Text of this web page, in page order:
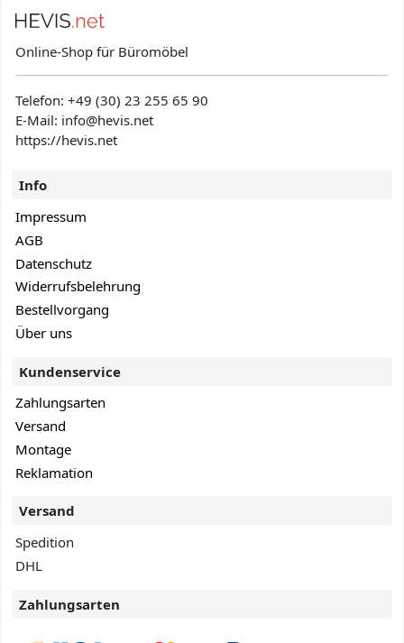
Online-Shop für Büromöbel
Telefon:+49 (30) 23 255 65 90
E-Mail: info@hevis.net
https://hevis.net
Info
Impressum
AGB
Datenschutz
Widerrufsbelehrung
Bestellvorgang
Über uns
Kundenservice
Zahlungsarten
Versand
Montage
Reklamation
Versand
Spedition
DHL
Zahlungsarten